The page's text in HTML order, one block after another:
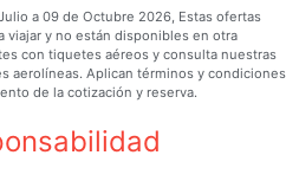
a 09 de Octubre 2026, Estas ofertas
viajar y no están disponibles en otra
con tiquetes aéreos y consulta nuestras
aerolíneas. Aplican términos y condiciones
de la cotización y reserva.